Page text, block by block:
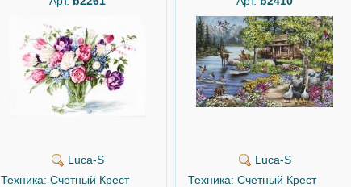
Luca-S
Техника: Счетный Крест
Luca-S
Техника: Счетный Крест